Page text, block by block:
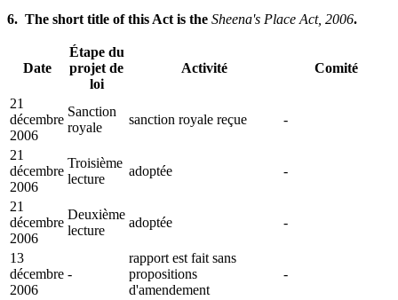
6. The short title of this Act is the Sheena's Place Act, 2006.
Date
Étape du
projet de
loi
Activité Comité
21
décembre
2006
Sanction
royale
sanction royale reçue -
21
décembre
2006
Troisième
lecture
adoptée -
21
décembre
2006
Deuxième
lecture
adoptée -
13
décembre
2006
-
rapport est fait sans
propositions
d'amendement
-